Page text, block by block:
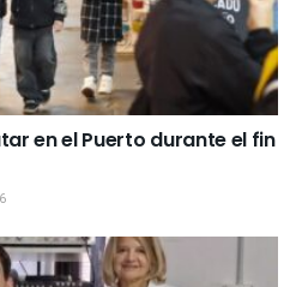
en el Puerto durante el fin